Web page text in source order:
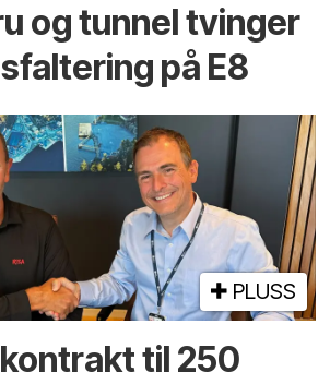
og tunnel tvinger
på E8
PLUSS
til 250